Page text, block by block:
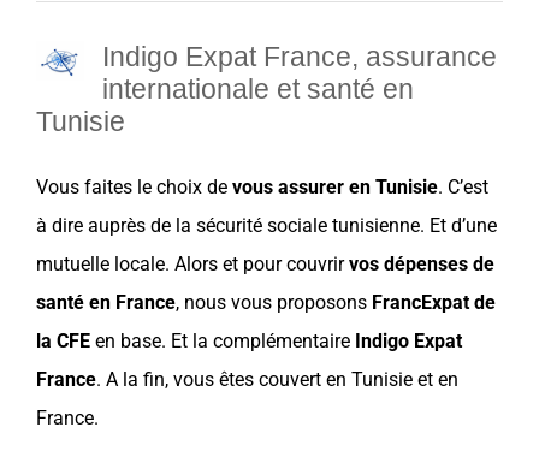
Indigo Expat France, assurance
internationale et santé en
Tunisie
Vous faites le choix de vous assurer en Tunisie. C’est
à dire auprès de la sécurité sociale tunisienne. Et d’une
mutuelle locale. Alors et pour couvrirvos dépenses de
santé en France, nous vous proposons FrancExpat de
la CFE en base. Et la complémentaire Indigo Expat
France. A la fin, vous êtes couvert en Tunisie et en
France.